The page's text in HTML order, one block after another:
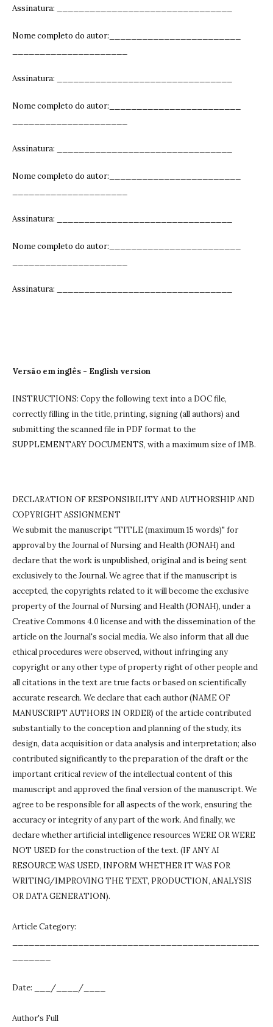
Assinatura: ______________________________
Nome completo do autor:________________________
Assinatura: ______________________________
Nome completo do autor:________________________
Assinatura: ______________________________
Nome completo do autor:________________________
Assinatura: ______________________________
Nome completo do autor:________________________
Assinatura: ______________________________
Versão em inglês - English version
INSTRUCTIONS: Copy the following text into a DOC file,
correctly filling in the title, printing, signing (all authors) and
submitting the scanned file in PDF format to the
SUPPLEMENTARY DOCUMENTS, with a maximum size of 1MB.
DECLARATION OF RESPONSIBILITY AND AUTHORSHIP AND
COPYRIGHT ASSIGNMENT
We submit the manuscript "TITLE (maximum 15 words)" for
approval by the Journal of Nursing and Health (JONAH) and
declare that the work is unpublished, original and is being sent
exclusively to the Journal. We agree that if the manuscript is
accepted, the copyrights related to it will become the exclusive
property of the Journal of Nursing and Health (JONAH), under a
Creative Commons 4.0 license and with the dissemination of the
article on the Journal's social media. We also inform that all due
ethical procedures were observed, without infringing any
copyright or any other type of property right of other people and
all citations in the text are true facts or based on scientifically
accurate research. We declare that each author (NAME OF
MANUSCRIPT AUTHORS IN ORDER) of the article contributed
substantially to the conception and planning of the study, its
design, data acquisition or data analysis and interpretation; also
contributed significantly to the preparation of the draft or the
important critical review of the intellectual content of this
manuscript and approved the final version of the manuscript. We
agree to be responsible for all aspects of the work, ensuring the
accuracy or integrity of any part of the work. And finally, we
declare whether artificial intelligence resources WERE OR WERE
NOT USED for the construction of the text. (IF ANY AI
RESOURCE WAS USED, INFORM WHETHER IT WAS FOR
WRITING/IMPROVING THE TEXT, PRODUCTION, ANALYSIS
OR DATA GENERATION).
Article Category:
Date: ___/____/____
Author's Full